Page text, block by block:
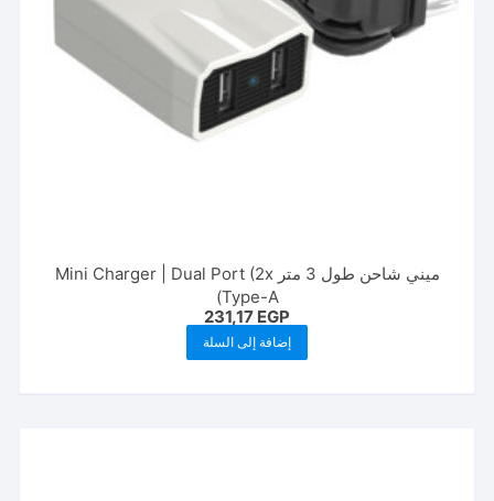
ميني شاحن طول 3 متر Mini Charger | Dual Port (2x
Type-A)
231,17 EGP
إضافة إلى السلة